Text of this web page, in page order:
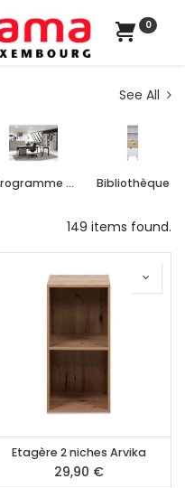
0
See All
Programme de bureau Bibliothèque
149 items found.
Etagère 2 niches Arvika
29,90 €